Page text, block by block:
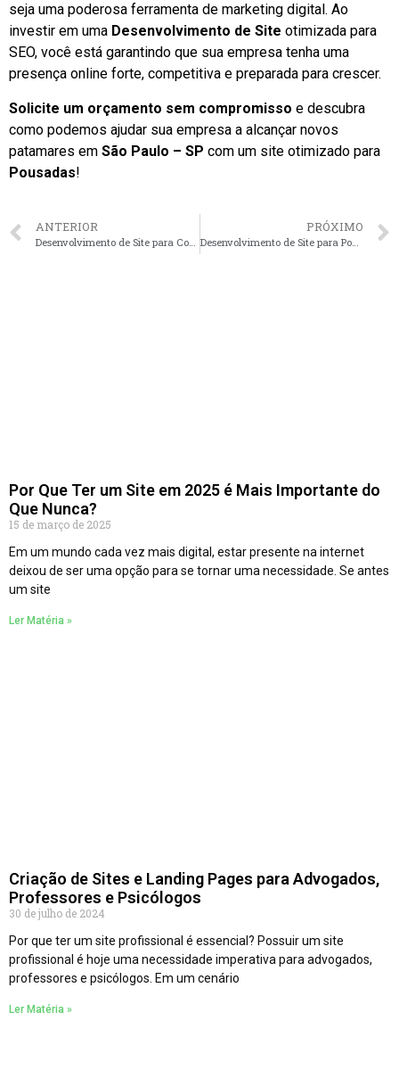
seja uma poderosa ferramenta de marketing digital. Ao
investir em uma Desenvolvimento de Site otimizada para
SEO, você está garantindo que sua empresa tenha uma
presença online forte, competitiva e preparada para crescer.
Solicite um orçamento sem compromisso e descubra
como podemos ajudar sua empresa a alcançar novos
patamares em São Paulo – SP com um site otimizado para
Pousadas!
ANTERIOR
Desenvolvimento de Site para Corretores de Imóveis em João Pessoa – PB faça seu orçamento
PRÓXIMO
Desenvolvimento de Site para Pousadas em Rio de Janeiro – RJ faça seu orçamento
Por Que Ter um Site em 2025 é Mais Importante do
Que Nunca?
15 de março de 2025
Em um mundo cada vez mais digital, estar presente na internet
deixou de ser uma opção para se tornar uma necessidade. Se antes
um site
Ler Matéria »
Criação de Sites e Landing Pages para Advogados,
Professores e Psicólogos
30 de julho de 2024
Por que ter um site profissional é essencial? Possuir um site
profissional é hoje uma necessidade imperativa para advogados,
professores e psicólogos. Em um cenário
Ler Matéria »